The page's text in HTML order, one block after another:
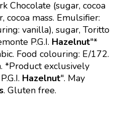
Chocolate (sugar, cocoa
cocoa mass. Emulsifier:
vanilla), sugar, Toritto
P.G.I. Hazelnut"*
Food colouring: E/172.
*Product exclusively
Hazelnut". May
. Gluten free.